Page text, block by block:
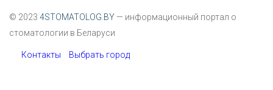
© 2023 4STOMATOLOG.BY — информационный портал о
стоматологии в Беларуси
Контакты Выбрать город